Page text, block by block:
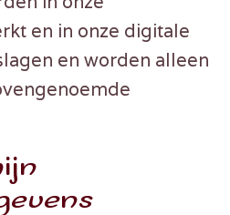
en in onze digitale
en worden alleen